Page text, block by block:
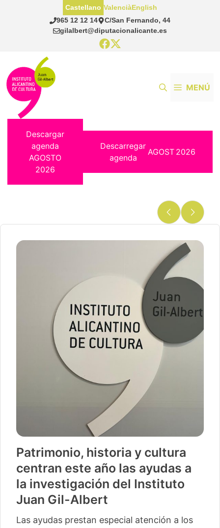
965 12 12 14
C/San Fernando, 44
gilalbert@diputacionalicante.es
Castellano ValenciàEnglish
MENÚ
Descargar
agenda
AGOSTO
2026
Descarregar
agenda
AGOST 2026
Patrimonio, historia y cultura
centran este año las ayudas a
la investigación del Instituto
Juan Gil-Albert
Las ayudas prestan especial atención a los